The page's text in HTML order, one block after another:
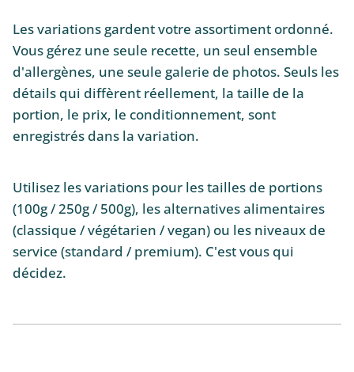
Les variations gardent votre assortiment ordonné.
Vous gérez une seule recette, un seul ensemble
d'allergènes, une seule galerie de photos. Seuls les
détails qui diffèrent réellement, la taille de la
portion, le prix, le conditionnement, sont
enregistrés dans la variation.
Utilisez les variations pour les tailles de portions
(100g / 250g / 500g), les alternatives alimentaires
(classique / végétarien / vegan) ou les niveaux de
service (standard / premium). C'est vous qui
décidez.